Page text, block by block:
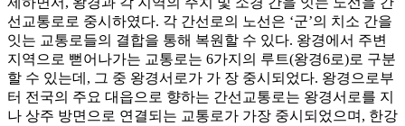
선교통로로 중시하였다. 각 간선로의 노선은 ‘군’의 치소 간을
잇는 교통로들의 결합을 통해 복원할 수 있다. 왕경에서 주변
지역으로 뻗어나가는 교통로는 6가지의 루트(왕경6로)로 구분
할 수 있는데, 그 중 왕경서로가 가 장 중시되었다. 왕경으로부
터 전국의 주요 대읍으로 향하는 간선교통로는 왕경서로를 지
나 상주 방면으로 연결되는 교통로가 가장 중시되었으며, 한강